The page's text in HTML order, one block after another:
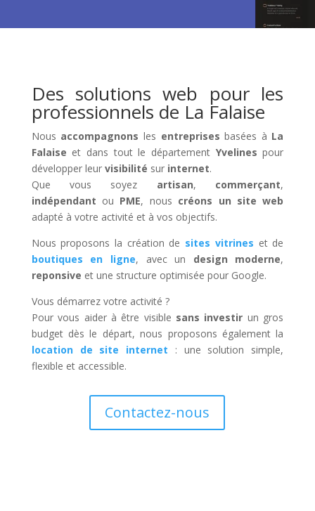
Des solutions web pour les
professionnels de La Falaise
Nous accompagnons les entreprises basées à La
Falaise et dans tout le départementYvelines pour
développer leur visibilité sur internet.
Que vous soyez artisan, commerçant,
indépendant ou PME, nous créons un site web
adapté à votre activité et à vos objectifs.
Nous proposons la création de sites vitrines et de
boutiques en ligne, avec un design moderne,
reponsive et une structure optimisée pour Google.
Vous démarrez votre activité ?
Pour vous aider à être visible sans investir un gros
budget dès le départ, nous proposons également la
location de site internet : une solution simple,
flexible et accessible.
Contactez-nous